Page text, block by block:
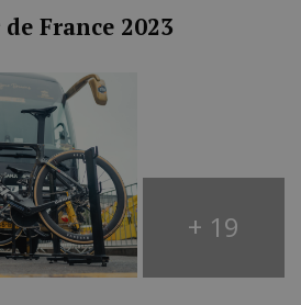
France 2023
+ 19